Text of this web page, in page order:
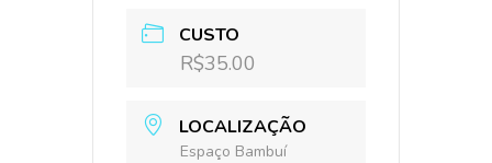
CUSTO
R$35.00
LOCALIZAÇÃO
Espaço Bambuí